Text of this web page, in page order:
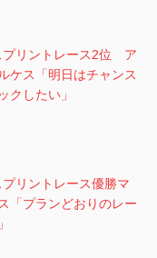
リントレース2位 ア
ケス「明日はチャンス
クしたい」
リントレース優勝マ
「プランどおりのレー